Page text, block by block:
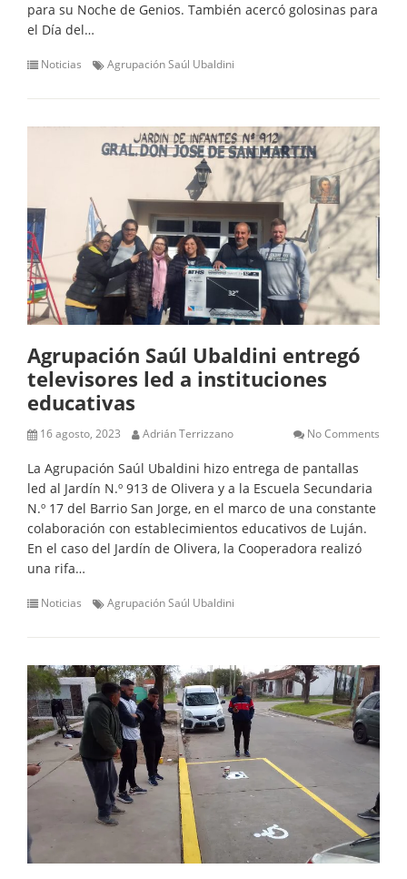
para su Noche de Genios. También acercó golosinas para
el Día del…
Noticias Agrupación Saúl Ubaldini
Agrupación Saúl Ubaldini entregó
televisores led a instituciones
educativas
16 agosto, 2023 Adrián Terrizzano No Comments
La Agrupación Saúl Ubaldini hizo entrega de pantallas
led al Jardín N.º 913 de Olivera y a la Escuela Secundaria
N.º 17 del Barrio San Jorge, en el marco de una constante
colaboración con establecimientos educativos de Luján.
En el caso del Jardín de Olivera, la Cooperadora realizó
una rifa…
Noticias Agrupación Saúl Ubaldini